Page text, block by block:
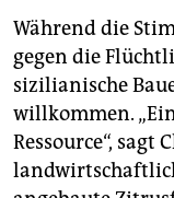
Während die
gegen die
sizilianische
willkommen.
Ressource“, sagt